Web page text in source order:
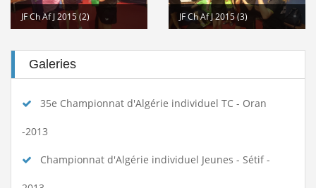
JF Ch Af J 2015 (2) JF Ch Af J 2015 (3)
Galeries
35e Championnat d'Algérie individuel TC - Oran
-2013
Championnat d'Algérie individuel Jeunes - Sétif -